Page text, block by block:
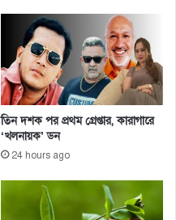
তিন দশক পর প্রথম গ্রেপ্তার, কারাগারে
‘খলনায়ক’ ডন
24 hours ago